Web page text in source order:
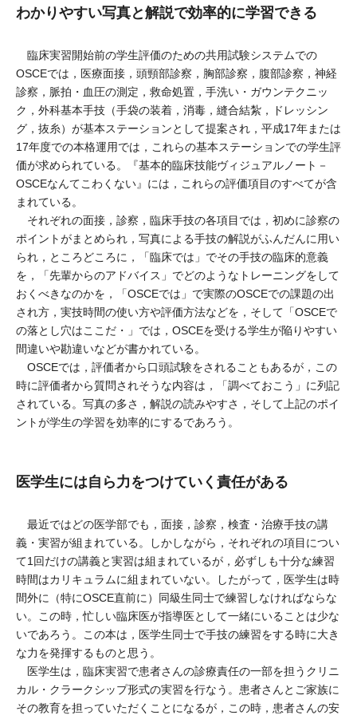
わかりやすい写真と解説で効率的に学習できる
臨床実習開始前の学生評価のための共用試験システムでの
OSCEでは，医療面接，頭頸部診察，胸部診察，腹部診察，神経
診察，脈拍・血圧の測定，救命処置，手洗い・ガウンテクニッ
ク，外科基本手技（手袋の装着，消毒，縫合結紮，ドレッシン
グ，抜糸）が基本ステーションとして提案され，平成17年または
17年度での本格運用では，これらの基本ステーションでの学生評
価が求められている。『基本的臨床技能ヴィジュアルノート－
OSCEなんてこわくない』には，これらの評価項目のすべてが含
まれている。
それぞれの面接，診察，臨床手技の各項目では，初めに診察の
ポイントがまとめられ，写真による手技の解説がふんだんに用い
られ，ところどころに，「臨床では」でその手技の臨床的意義
を，「先輩からのアドバイス」でどのようなトレーニングをして
おくべきなのかを，「OSCEでは」で実際のOSCEでの課題の出
され方，実技時間の使い方や評価方法などを，そして「OSCEで
の落とし穴はここだ・」では，OSCEを受ける学生が陥りやすい
間違いや勘違いなどが書かれている。
OSCEでは，評価者から口頭試験をされることもあるが，この
時に評価者から質問されそうな内容は，「調べておこう」に列記
されている。写真の多さ，解説の読みやすさ，そして上記のポイ
ントが学生の学習を効率的にするであろう。
医学生には自ら力をつけていく責任がある
最近ではどの医学部でも，面接，診察，検査・治療手技の講
義・実習が組まれている。しかしながら，それぞれの項目につい
て1回だけの講義と実習は組まれているが，必ずしも十分な練習
時間はカリキュラムに組まれていない。したがって，医学生は時
間外に（特にOSCE直前に）同級生同士で練習しなければならな
い。この時，忙しい臨床医が指導医として一緒にいることは少な
いであろう。この本は，医学生同士で手技の練習をする時に大き
な力を発揮するものと思う。
医学生は，臨床実習で患者さんの診療責任の一部を担うクリニ
カル・クラークシップ形式の実習を行なう。患者さんとご家族に
その教育を担っていただくことになるが，この時，患者さんの安